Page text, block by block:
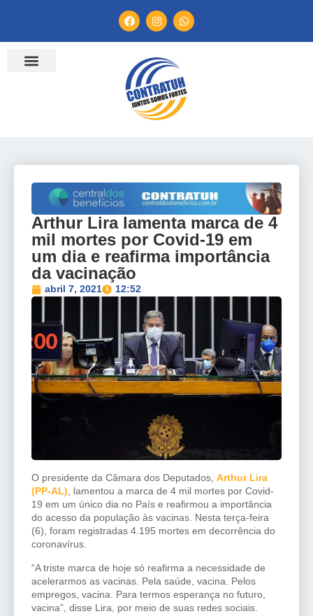
Arthur Lira lamenta marca de 4
mil mortes por Covid-19 em
um dia e reafirma importância
da vacinação
abril 7, 2021 12:52
O presidente da Câmara dos Deputados, Arthur Lira
(PP-AL), lamentou a marca de 4 mil mortes por Covid-
19 em um único dia no País e reafirmou a importância
do acesso da população às vacinas. Nesta terça-feira
(6), foram registradas 4.195 mortes em decorrência do
coronavírus.
“A triste marca de hoje só reafirma a necessidade de
acelerarmos as vacinas. Pela saúde, vacina. Pelos
empregos, vacina. Para termos esperança no futuro,
vacina”, disse Lira, por meio de suas redes sociais.